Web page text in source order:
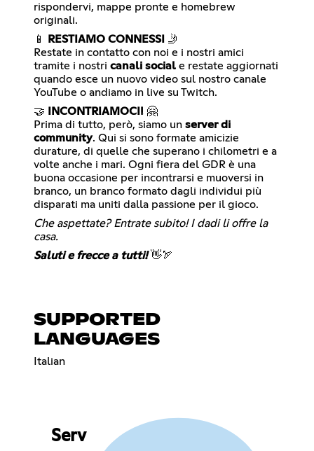
rispondervi, mappe pronte e homebrew
originali.
📱
RESTIAMO CONNESSI 🤳
Restate in contatto con noi e i nostri amici
tramite i nostri canali social e restate aggiornati
quando esce un nuovo video sul nostro canale
YouTube o andiamo in live su Twitch.
🤝
INCONTRIAMOCI! 🤗
Prima di tutto, però, siamo un server di
community. Qui si sono formate amicizie
durature, di quelle che superano i chilometri e a
volte anche i mari. Ogni fiera del GDR è una
buona occasione per incontrarsi e muoversi in
branco, un branco formato dagli individui più
disparati ma uniti dalla passione per il gioco.
Che aspettate? Entrate subito! I dadi li offre la
casa.
Saluti e frecce a tutti!👋🏹
SUPPORTED
LANGUAGES
Italian
Serv